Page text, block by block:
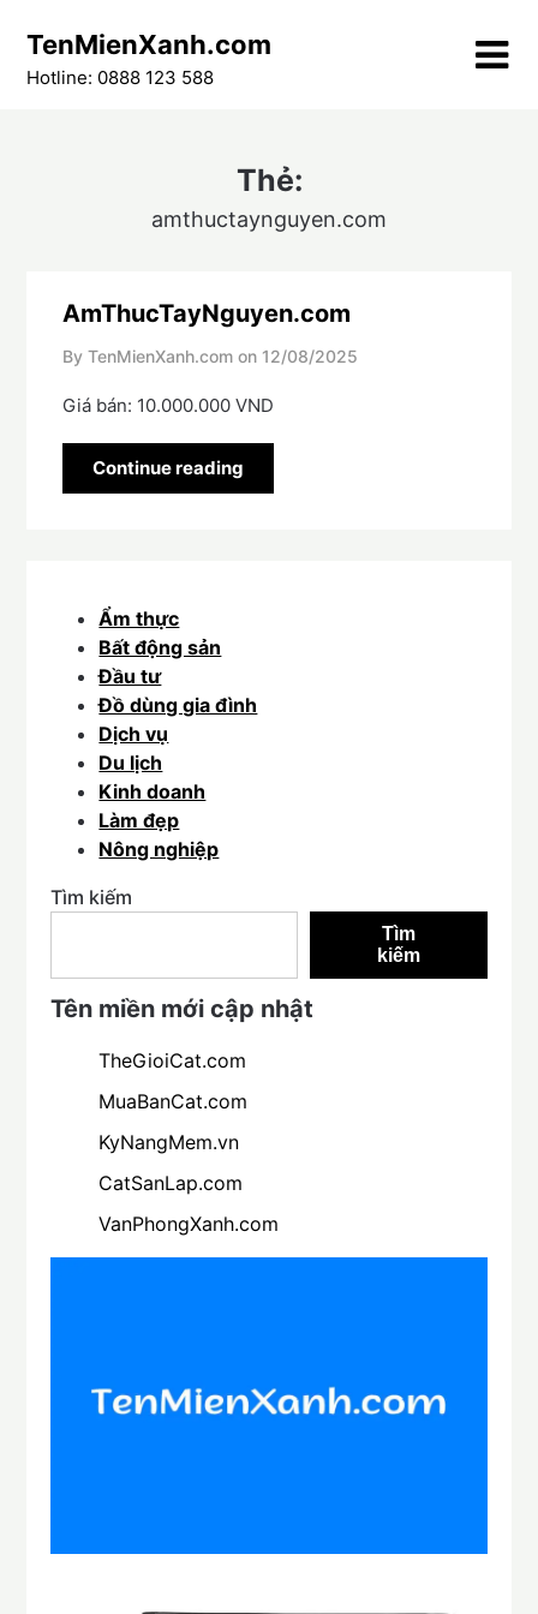
content
TenMienXanh.com
Hotline: 0888 123 588
Thẻ:
amthuctaynguyen.com
AmThucTayNguyen.com
By TenMienXanh.com on 12/08/2025
Giá bán: 10.000.000 VND
Continue reading
Ẩm thực
Bất động sản
Đầu tư
Đồ dùng gia đình
Dịch vụ
Du lịch
Kinh doanh
Làm đẹp
Nông nghiệp
Tìm kiếm
Tìm
kiếm
Tên miền mới cập nhật
TheGioiCat.com
MuaBanCat.com
KyNangMem.vn
CatSanLap.com
VanPhongXanh.com